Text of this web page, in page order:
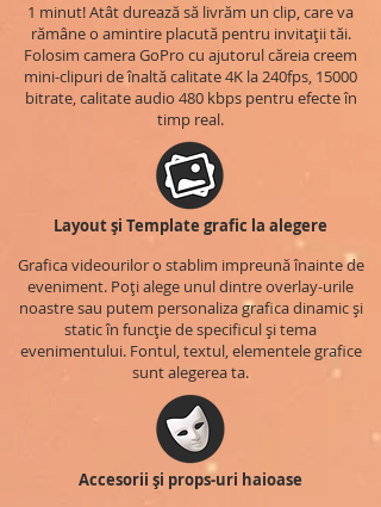
1 minut! Atât durează să livrăm un clip, care va
rămâne o amintire placută pentru invitații tăi.
Folosim camera GoPro cu ajutorul căreia creem
mini-clipuri de înaltă calitate 4K la 240fps, 15000
bitrate, calitate audio 480 kbps pentru efecte în
timp real.
Layout și Template grafic la alegere
Grafica videourilor o stablim impreună înainte de
eveniment. Poți alege unul dintre overlay-urile
noastre sau putem personaliza grafica dinamic și
static în funcție de specificul și tema
evenimentului. Fontul, textul, elementele grafice
sunt alegerea ta.
Accesorii și props-uri haioase